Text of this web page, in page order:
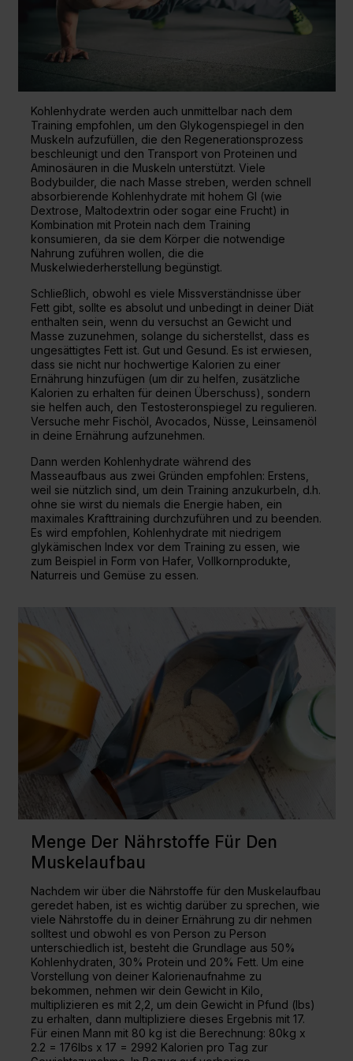
Kohlenhydrate werden auch unmittelbar nach dem
Training empfohlen, um den Glykogenspiegel in den
Muskeln aufzufüllen, die den Regenerationsprozess
beschleunigt und den Transport von Proteinen und
Aminosäuren in die Muskeln unterstützt. Viele
Bodybuilder, die nach Masse streben, werden schnell
absorbierende Kohlenhydrate mit hohem GI (wie
Dextrose, Maltodextrin oder sogar eine Frucht) in
Kombination mit Protein nach dem Training
konsumieren, da sie dem Körper die notwendige
Nahrung zuführen wollen, die die
Muskelwiederherstellung begünstigt.
Schließlich, obwohl es viele Missverständnisse über
Fett gibt, sollte es absolut und unbedingt in deiner Diät
enthalten sein, wenn du versuchst an Gewicht und
Masse zuzunehmen, solange du sicherstellst, dass es
ungesättigtes Fett ist. Gut und Gesund. Es ist erwiesen,
dass sie nicht nur hochwertige Kalorien zu einer
Ernährung hinzufügen (um dir zu helfen, zusätzliche
Kalorien zu erhalten für deinen Überschuss), sondern
sie helfen auch, den Testosteronspiegel zu regulieren.
Versuche mehr Fischöl, Avocados, Nüsse, Leinsamenöl
in deine Ernährung aufzunehmen.
Dann werden Kohlenhydrate während des
Masseaufbaus aus zwei Gründen empfohlen: Erstens,
weil sie nützlich sind, um dein Training anzukurbeln, d.h.
ohne sie wirst du niemals die Energie haben, ein
maximales Krafttraining durchzuführen und zu beenden.
Es wird empfohlen, Kohlenhydrate mit niedrigem
glykämischen Index vor dem Training zu essen, wie
zum Beispiel in Form von Hafer, Vollkornprodukte,
Naturreis und Gemüse zu essen.
Menge Der Nährstoffe Für Den
Muskelaufbau
Nachdem wir über die Nährstoffe für den Muskelaufbau
geredet haben, ist es wichtig darüber zu sprechen, wie
viele Nährstoffe du in deiner Ernährung zu dir nehmen
solltest und obwohl es von Person zu Person
unterschiedlich ist, besteht die Grundlage aus 50%
Kohlenhydraten, 30% Protein und 20% Fett. Um eine
Vorstellung von deiner Kalorienaufnahme zu
bekommen, nehmen wir dein Gewicht in Kilo,
multiplizieren es mit 2,2, um dein Gewicht in Pfund (lbs)
zu erhalten, dann multipliziere dieses Ergebnis mit 17.
Für einen Mann mit 80 kg ist die Berechnung: 80kg x
2.2 = 176lbs x 17 = 2992 Kalorien pro Tag zur